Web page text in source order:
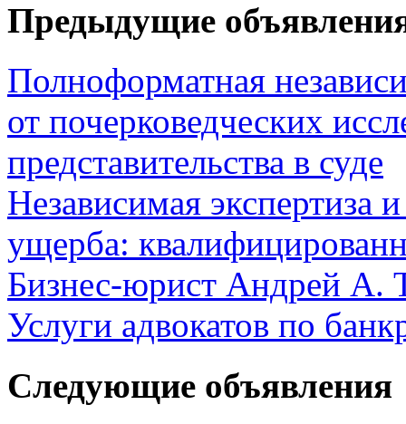
Предыдущие
Полноформатная
от почерковедческих
представительства в суде
Независимая экспертиза
ущерба:
Бизнес-юрист Андрей А.
Услуги адвокатов по
Следующие объявления